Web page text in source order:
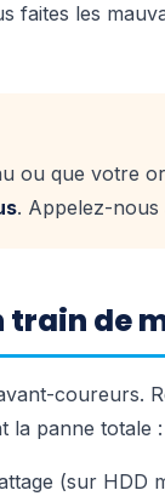
faites les
ou que votre
. Appelez-nous
train de
coureurs.
la panne totale :
(sur HDD